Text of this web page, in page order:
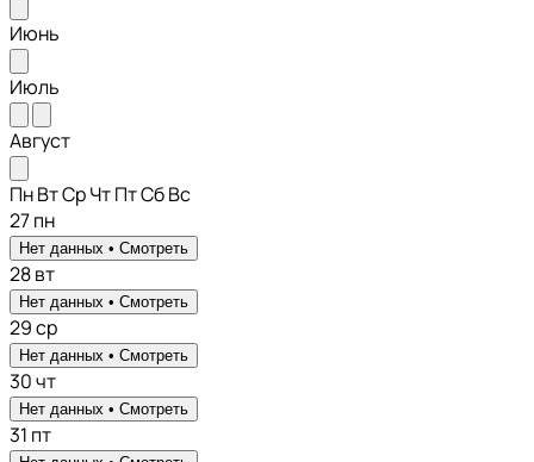
Июнь
Июль
Август
ПнВтСрЧтПтСбВс
27пн
Нет данных • Смотреть
28вт
Нет данных • Смотреть
29ср
Нет данных • Смотреть
30чт
Нет данных • Смотреть
31 пт